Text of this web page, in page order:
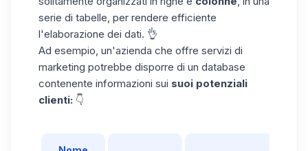
serie di tabelle, per rendere efficiente
l'elaborazione dei dati. 👌
Ad esempio, un'azienda che offre servizi di
marketing potrebbe disporre di un database
contenente informazioni sui suoi potenziali
clienti: 👇